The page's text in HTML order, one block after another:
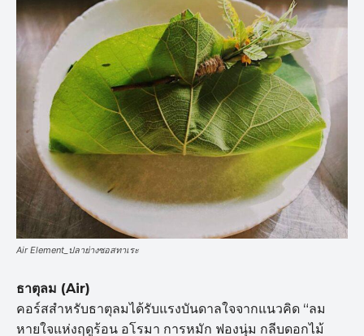
Air Element_ปลาย่างซอสทาเระ
ธาตุลม (Air)
คอร์สสำหรับธาตุลมได้รับแรงบันดาลใจจากแนวคิด “ลม
หายใจแห่งฤดูร้อน อโรมา การหมัก ฟองนุ่ม กลีบดอกไม้